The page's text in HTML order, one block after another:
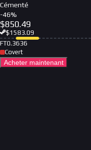
Cémenté
-46%
$850.49
$1583.09
FT0.3636
Covert
Acheter maintenant